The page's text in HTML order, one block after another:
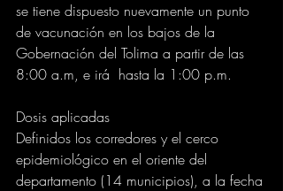
se tiene dispuesto nuevamente un punto
de vacunación en los bajos de la
Gobernación del Tolima a partir de las
8:00 a.m, e irá  hasta la 1:00 p.m.
Dosis aplicadas
Definidos los corredores y el cerco
epidemiológico en el oriente del
departamento (14 municipios), a la fecha